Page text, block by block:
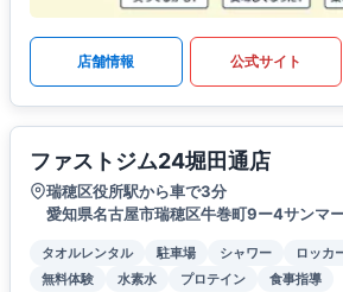
店舗情報 公式サイト
ファストジム24堀田通店
瑞穂区役所駅から車で3分
愛知県名古屋市瑞穂区牛巻町9ー4サンマ
タオルレンタル 駐車場 シャワー ロッカ
無料体験
水素水 プロテイン 食事指導